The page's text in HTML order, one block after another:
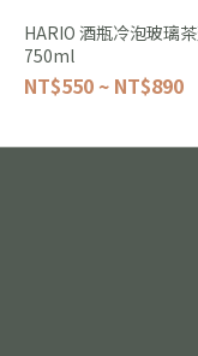
HARIO 酒瓶冷泡玻璃
750ml
NT$550 ~ NT$890